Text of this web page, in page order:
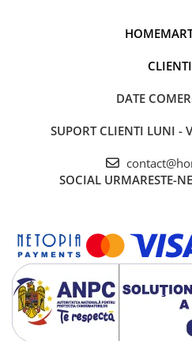
CLIENTI
DATE
SUPORT CLIENTI LUNI -
SOCIAL URMARESTE-